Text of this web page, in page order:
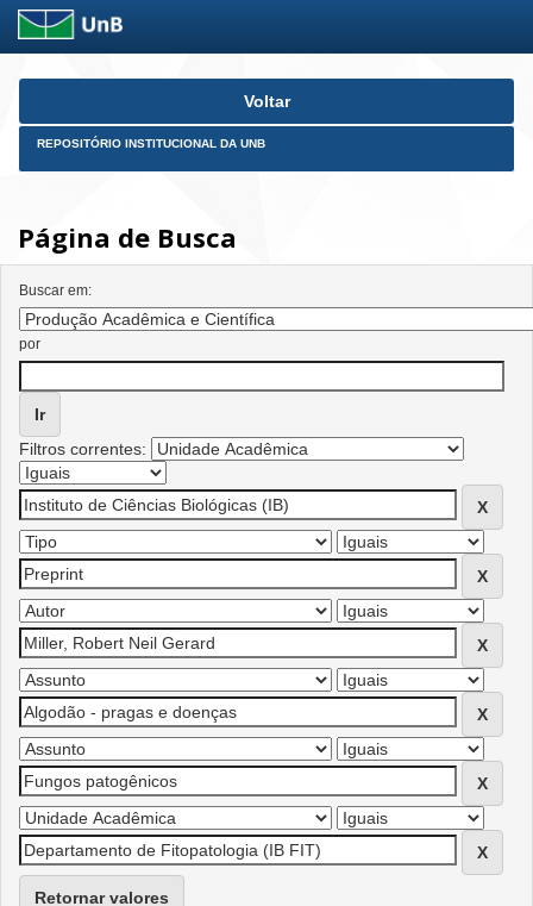
Skip
Voltar
REPOSITÓRIO INSTITUCIONAL DA UNB
Página de Busca
Buscar em:
por
Filtros correntes:
Retornar valores